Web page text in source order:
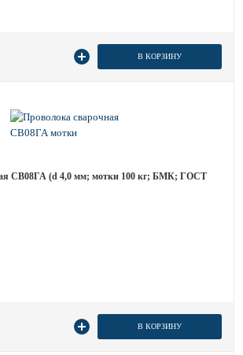
В КОРЗИНУ
СВ08ГА (d 4,0 мм; мотки 100 кг; БМК; ГОСТ
В КОРЗИНУ